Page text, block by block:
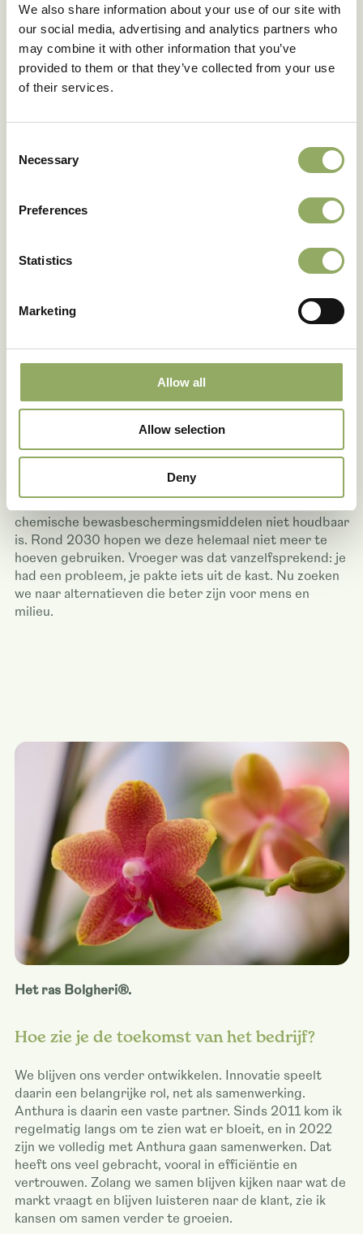
We also share information about your use of our site with
our social media, advertising and analytics partners who
may combine it with other information that you’ve
provided to them or that they’ve collected from your use
of their services.
Selection
Necessary
Preferences
Statistics
Marketing
Allow all
Allow selection
Deny
al 100 jaar succesvol weet te bestaan?
voor kwaliteit, blijven leren en durven vernieuwen. We
proberen ons te onderscheiden, maar wel met beide
benen op de grond. Duurzaamheid speelt daarin een
steeds grotere rol. Zo ben ik betrokken bij het project
‘100% groen geteeld’, waar ik mijn ervaringen mag
delen. Dat doe ik graag, want ik geloof dat we samen
elkaar samen om stappen te zetten. We zijn ons er
chemische bewasbeschermingsmiddelen niet houdbaar
is. Rond 2030 hopen we deze helemaal niet meer te
hoeven gebruiken. Vroeger was dat vanzelfsprekend: je
had een probleem, je pakte iets uit de kast. Nu zoeken
we naar alternatieven die beter zijn voor mens en
milieu.
Het ras Bolgheri®.
Hoe zie je de toekomst van het bedrijf?
We blijven ons verder ontwikkelen. Innovatie speelt
daarin een belangrijke rol, net als samenwerking.
Anthura is daarin een vaste partner. Sinds 2011 kom ik
regelmatig langs om te zien wat er bloeit, en in 2022
zijn we volledig met Anthura gaan samenwerken. Dat
heeft ons veel gebracht, vooral in efficiëntie en
vertrouwen. Zolang we samen blijven kijken naar wat de
markt vraagt en blijven luisteren naar de klant, zie ik
kansen om samen verder te groeien.